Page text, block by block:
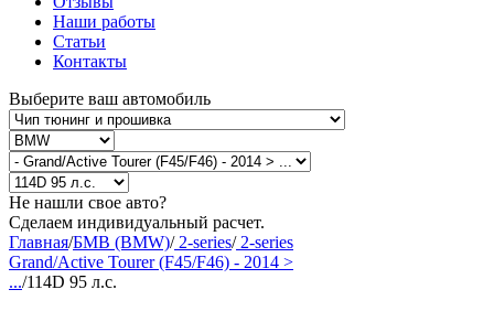
Наши работы
Статьи
Контакты
Выберите ваш автомобиль
Не нашли свое авто?
Сделаем индивидуальный расчет.
Главная/БМВ (BMW)/2-series/2-series
Grand/Active Tourer (F45/F46) - 2014 >
.../114D 95 л.с.